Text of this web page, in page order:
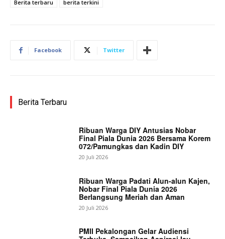
Berita terbaru
berita terkini
Facebook Twitter
Berita Terbaru
Ribuan Warga DIY Antusias Nobar
Final Piala Dunia 2026 Bersama Korem
072/Pamungkas dan Kadin DIY
20 Juli 2026
Ribuan Warga Padati Alun-alun Kajen,
Nobar Final Piala Dunia 2026
Berlangsung Meriah dan Aman
20 Juli 2026
PMII Pekalongan Gelar Audiensi